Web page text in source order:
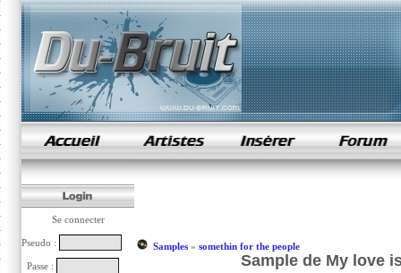
samples de rap
Se connecter
Pseudo :
Passe :
Samples» somethin for the people
Sample de My love